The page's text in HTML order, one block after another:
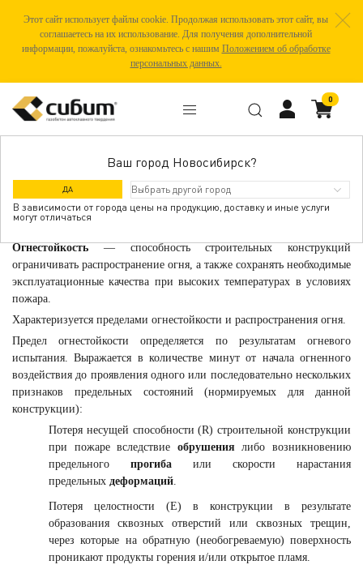
Этот сайт использует файлы cookie. Продолжая использовать этот сайт, вы
соглашаетесь на их использование. Для получения дополнительной
информации, пожалуйста, ознакомьтесь с нашим Положением об обработке
персональных данных.
Ваш город Новосибирск?
ДА
В зависимости от города цены на продукцию, доставку и иные услуги
могут отличаться
0
ОГНЕСТОЙКОСТЬ ГАЗОБЕТОНА
Огнестойкость — способность строительных конструкций
ограничивать распространение огня, а также сохранять необходимые
эксплуатационные качества при высоких температурах в условиях
пожара.
Характеризуется пределами огнестойкости и распространения огня.
Предел огнестойкости определяется по результатам огневого
испытания. Выражается в количестве минут от начала огненного
воздействия до проявления одного или последовательно нескольких
признаков предельных состояний (нормируемых для данной
конструкции):
Потеря несущей способности (R) строительной конструкции
при пожаре вследствие обрушения либо возникновению
предельного прогиба или скорости нарастания
предельных деформаций.
Потеря целостности (E) в конструкции в результате
образования сквозных отверстий или сквозных трещин,
через которые на обратную (необогреваемую) поверхность
проникают продукты горения и/или открытое пламя.